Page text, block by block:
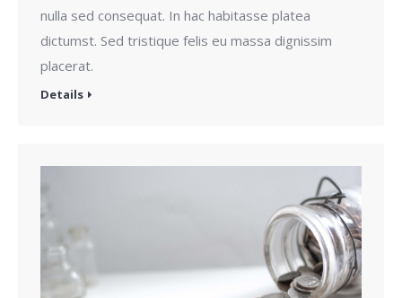
nulla sed consequat. In hac habitasse platea
dictumst. Sed tristique felis eu massa dignissim
placerat.
Details